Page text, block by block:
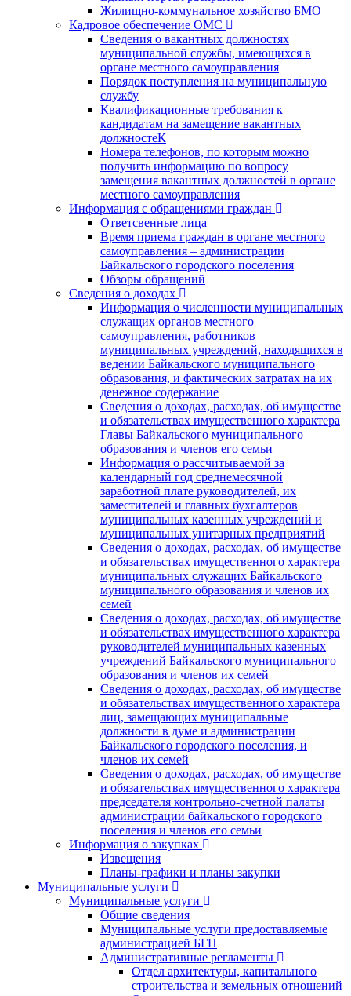
Жилищно-коммунальное хозяйство БМО
Кадровое обеспечение ОМС
Сведения о вакантных должностях
муниципальной службы, имеющихся в
органе местного самоуправления
Порядок поступления на муниципальную
службу
Квалификационные требования к
кандидатам на замещение вакантных
должностеК
Номера телефонов, по которым можно
получить информацию по вопросу
замещения вакантных должностей в органе
местного самоуправления
Информация с обращениями граждан
Ответсвенные лица
Время приема граждан в органе местного
самоуправления – администрации
Байкальского городского поселения
Обзоры обращений
Сведения о доходах
Информация о численности муниципальных
служащих органов местного
самоуправления, работников
муниципальных учреждений, находящихся в
ведении Байкальского муниципального
образования, и фактических затратах на их
денежное содержание
Сведения о доходах, расходах, об имуществе
и обязательствах имущественного характера
Главы Байкальского муниципального
образования и членов его семьи
Информация о рассчитываемой за
календарный год среднемесячной
заработной плате руководителей, их
заместителей и главных бухгалтеров
муниципальных казенных учреждений и
муниципальных унитарных предприятий
Сведения о доходах, расходах, об имуществе
и обязательствах имущественного характера
муниципальных служащих Байкальского
муниципального образования и членов их
семей
Сведения о доходах, расходах, об имуществе
и обязательствах имущественного характера
руководителей муниципальных казенных
учреждений Байкальского муниципального
образования и членов их семей
Сведения о доходах, расходах, об имуществе
и обязательствах имущественного характера
лиц, замещающих муниципальные
должности в думе и администрации
Байкальского городского поселения, и
членов их семей
Сведения о доходах, расходах, об имуществе
и обязательствах имущественного характера
председателя контрольно-счетной палаты
администрации байкальского городского
поселения и членов его семьи
Информация о закупках
Извещения
Планы-графики и планы закупки
Муниципальные услуги
Муниципальные услуги
Общие сведения
Муниципальные услуги предоставляемые
администрацией БГП
Административные регламенты
Отдел архитектуры, капитального
строительства и земельных отношений